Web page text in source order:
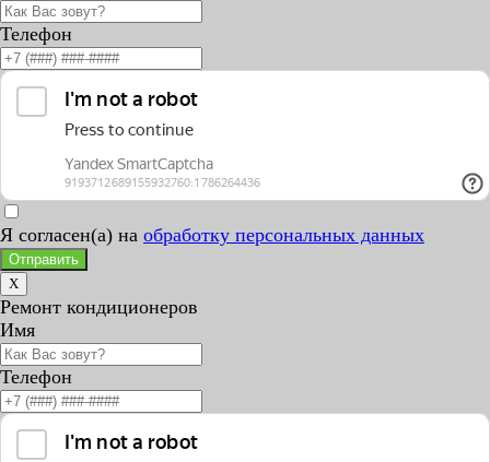
Телефон
Я согласен(а) на обработку персональных данных
Отправить
X
Ремонт кондиционеров
Имя
Телефон